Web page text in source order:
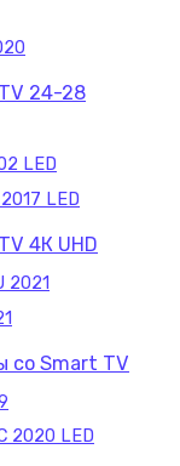
24-28
LED
LED
4К UHD
2021
со Smart TV
2020 LED